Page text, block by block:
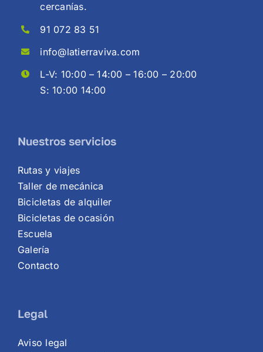
cercanías.
91 072 83 51
info@latierraviva.com
L-V: 10:00 – 14:00 – 16:00 – 20:00
S: 10:00 14:00
Nuestros servicios
Rutas y viajes
Taller de mecánica
Bicicletas de alquiler
Bicicletas de ocasión
Escuela
Galería
Contacto
Legal
Aviso legal